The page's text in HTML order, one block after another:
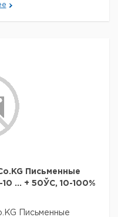
Письменные
... + 50ЎC, 10-100%
Письменные